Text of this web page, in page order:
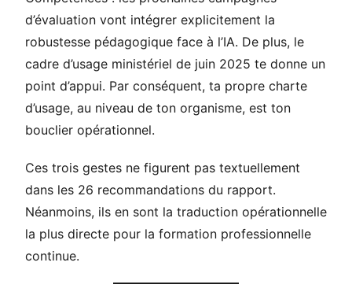
d’évaluation vont intégrer explicitement la
robustesse pédagogique face à l’IA. De plus, le
cadre d’usage ministériel de juin 2025 te donne un
point d’appui. Par conséquent, ta propre charte
d’usage, au niveau de ton organisme, est ton
bouclier opérationnel.
Ces trois gestes ne figurent pas textuellement
dans les 26 recommandations du rapport.
Néanmoins, ils en sont la traduction opérationnelle
la plus directe pour la formation professionnelle
continue.